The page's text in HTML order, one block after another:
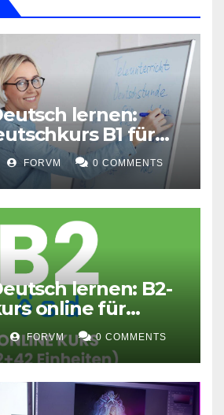
lernen:
B1 für
FORVM 0 COMMENTS
lernen: B2-
online für
FORVM 0 COMMENTS